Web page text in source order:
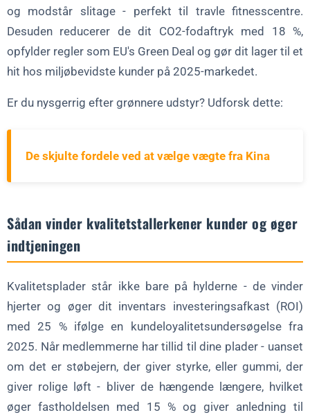
og modstår slitage - perfekt til travle fitnesscentre.
Desuden reducerer de dit CO2-fodaftryk med 18 %,
opfylder regler som EU's Green Deal og gør dit lager til et
hit hos miljøbevidste kunder på 2025-markedet.
Er du nysgerrig efter grønnere udstyr? Udforsk dette:
De skjulte fordele ved at vælge vægte fra Kina
Sådan vinder kvalitetstallerkener kunder og øger
indtjeningen
Kvalitetsplader står ikke bare på hylderne - de vinder
hjerter og øger dit inventars investeringsafkast (ROI)
med 25 % ifølge en kundeloyalitetsundersøgelse fra
2025. Når medlemmerne har tillid til dine plader - uanset
om det er støbejern, der giver styrke, eller gummi, der
giver rolige løft - bliver de hængende længere, hvilket
øger fastholdelsen med 15 % og giver anledning til